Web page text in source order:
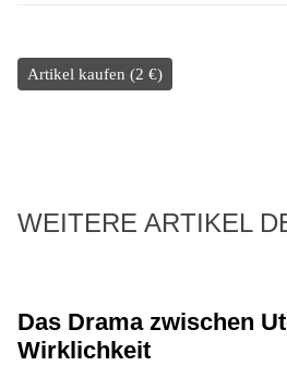
Artikel kaufen (2 €)
WEITERE ARTIKEL
Das Drama zwischen
Wirklichkeit